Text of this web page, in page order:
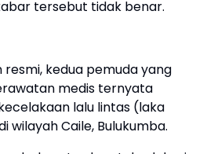
tersebut tidak benar.
kedua pemuda yang
medis ternyata
lalu lintas (laka
wilayah Caile, Bulukumba.